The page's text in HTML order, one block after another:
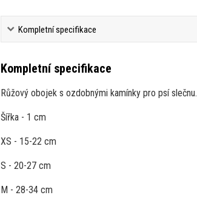
Kompletní specifikace
Kompletní specifikace
Růžový obojek s ozdobnými kamínky pro psí slečnu.
Šířka - 1 cm
XS - 15-22 cm
S - 20-27 cm
M - 28-34 cm